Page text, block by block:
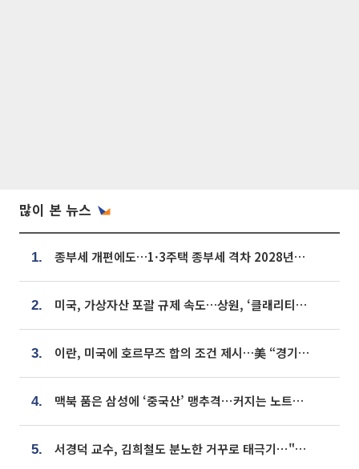
많이 본 뉴스
1. 종부세 개편에도…1·3주택 종부세 격차 2028년부터 확대
2. 미국, 가상자산 포괄 규제 속도…상원, ‘클래리티법’ 9월 절차투표 추진
3. 이란, 미국에 호르무즈 합의 조건 제시…美 “경기 아직 안 끝나” [종합]
4. 맥북 품은 삼성에 ‘중국산’ 맹추격⋯커지는 노트북 OLED 시장
5. 서경덕 교수, 김희철도 분노한 거꾸로 태극기⋯"엉터리는 아냐, 아쉬울 뿐"